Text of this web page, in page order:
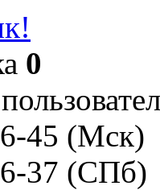
0
45 (Мск)
37 (СПб)